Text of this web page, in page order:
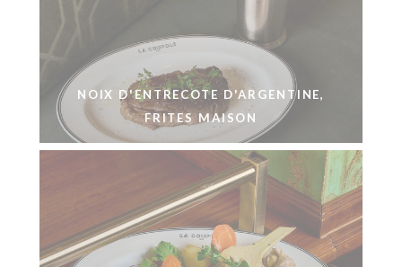
NOIX D'ENTRECOTE D'ARGENTINE,
FRITES MAISON